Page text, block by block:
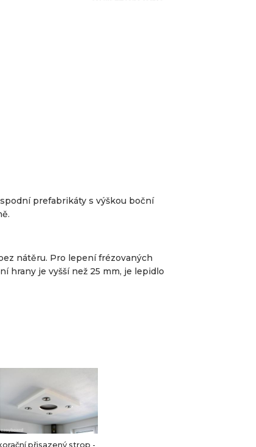
prefabrikáty s výškou boční
nátěru. Pro lepení frézovaných
hrany je vyšší než 25 mm, je lepidlo
přisazený strop -